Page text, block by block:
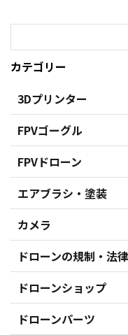
カテゴリー
3Dプリンター
FPVゴーグル
FPVドローン
エアブラシ・塗装
カメラ
ドローンの規制・法律
ドローンショップ
ドローンパーツ